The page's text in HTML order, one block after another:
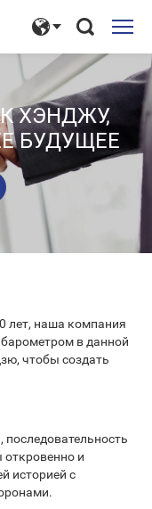
ХЭНДЖУ,
БУДУЩЕЕ
лет, наша компания
в данной
чтобы создать
откровенно и
историей с